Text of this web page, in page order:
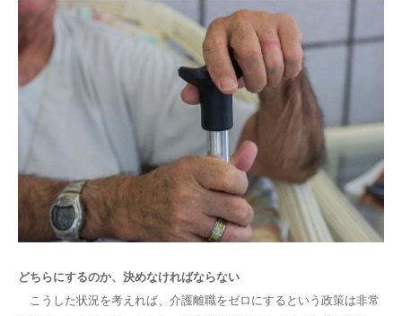
どちらにするのか、決めなければならない
こうした状況を考えれば、介護離職をゼロにするという政策は非常